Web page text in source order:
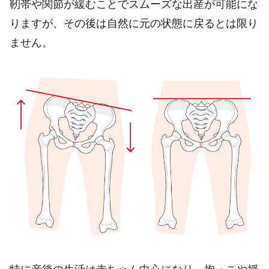
靭帯や関節が緩むことでスムーズな出産が可能にな
りますが、その後は自然に元の状態に戻るとは限り
ません。